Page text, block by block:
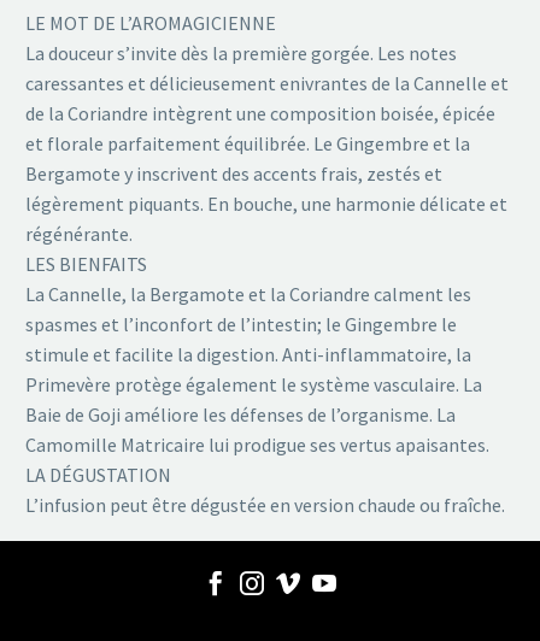
LE MOT DE L’AROMAGICIENNE
La douceur s’invite dès la première gorgée. Les notes
caressantes et délicieusement enivrantes de la Cannelle et
de la Coriandre intègrent une composition boisée, épicée
et florale parfaitement équilibrée. Le Gingembre et la
Bergamote y inscrivent des accents frais, zestés et
légèrement piquants. En bouche, une harmonie délicate et
régénérante.
LES BIENFAITS
La Cannelle, la Bergamote et la Coriandre calment les
spasmes et l’inconfort de l’intestin; le Gingembre le
stimule et facilite la digestion. Anti-inflammatoire, la
Primevère protège également le système vasculaire. La
Baie de Goji améliore les défenses de l’organisme. La
Camomille Matricaire lui prodigue ses vertus apaisantes.
LA DÉGUSTATION
L’infusion peut être dégustée en version chaude ou fraîche.